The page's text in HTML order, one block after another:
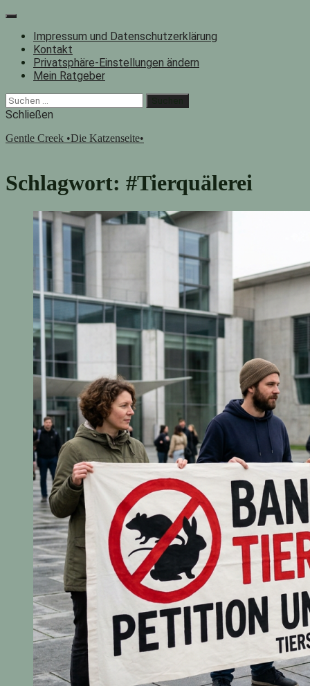
Zum
springenImpressum und Datenschutzerklärung
Kontakt
Privatsphäre-Einstellungen ändern
Mein Ratgeber
Facebook
Instagram
"Suche"-
Button
Suchen
nach:
Schließen
Gentle Creek •Die Katzenseite•
Schlagwort: #Tierquälerei